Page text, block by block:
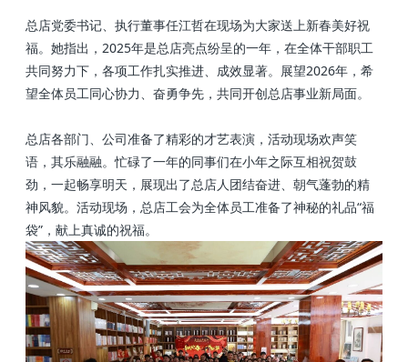
总店党委书记、执行董事任江哲在现场为大家送上新春美好祝
福。她指出，2025年是总店亮点纷呈的一年，在全体干部职工
共同努力下，各项工作扎实推进、成效显著。展望2026年，希
望全体员工同心协力、奋勇争先，共同开创总店事业新局面。
总店各部门、公司准备了精彩的才艺表演，活动现场欢声笑
语，其乐融融。忙碌了一年的同事们在小年之际互相祝贺鼓
劲，一起畅享明天，展现出了总店人团结奋进、朝气蓬勃的精
神风貌。活动现场，总店工会为全体员工准备了神秘的礼品“福
袋”，献上真诚的祝福。